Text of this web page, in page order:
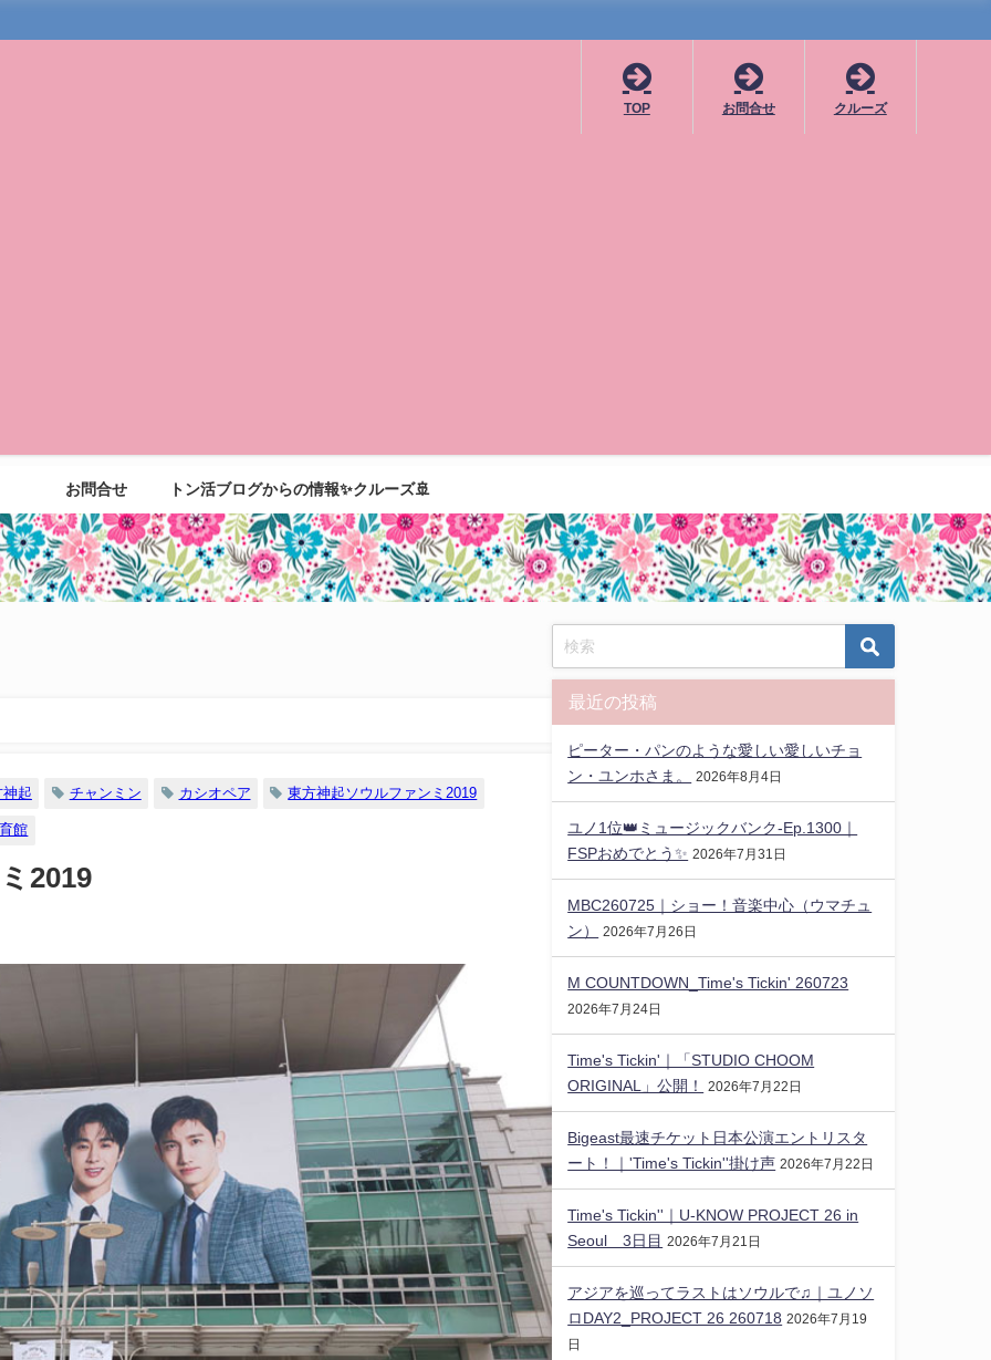
TOP お問合せ クルーズ
お問合せ トン活ブログからの情報✨クルーズ🚢
神起 チャンミン カシオペア 東方神起ソウルファンミ2019
館
2019
最近の投稿
ピーター・パンのような愛しい愛しいチョ
ン・ユンホさま。
2026年8月4日
ユノ1位👑ミュージックバンク-Ep.1300｜
FSPおめでとう✨️ 2026年7月31日
MBC260725｜ショー！音楽中心（ウマチュ
ン）
2026年7月26日
M COUNTDOWN_Time's Tickin' 260723
2026年7月24日
Time's Tickin'｜「STUDIO CHOOM
ORIGINAL」公開！
2026年7月22日
Bigeast最速チケット日本公演エントリスタ
ート！｜'Time's Tickin''掛け声 2026年7月22日
Time's Tickin''｜U-KNOW PROJECT 26 in
Seoul 3日目 2026年7月21日
アジアを巡ってラストはソウルで♫｜ユノソ
ロDAY2_PROJECT 26 260718 2026年7月19
日